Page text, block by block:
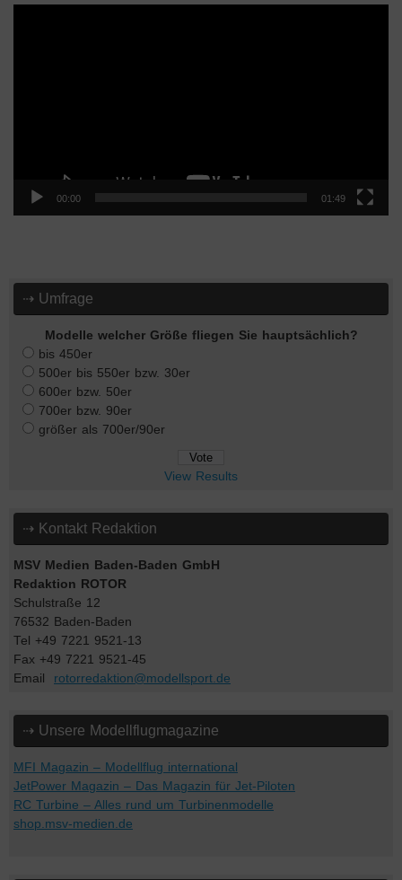
00:00 01:49
⇢ Umfrage
Modelle welcher Größe fliegen Sie hauptsächlich?
bis 450er
500er bis 550er bzw. 30er
600er bzw. 50er
700er bzw. 90er
größer als 700er/90er
View Results
⇢ Kontakt Redaktion
MSV Medien Baden-Baden GmbH
Redaktion ROTOR
Schulstraße 12
76532 Baden-Baden
Tel +49 7221 9521-13
Fax +49 7221 9521-45
Email rotorredaktion@modellsport.de
⇢ Unsere Modellflugmagazine
MFI Magazin – Modellflug international
JetPower Magazin – Das Magazin für Jet-Piloten
RC Turbine – Alles rund um Turbinenmodelle
shop.msv-medien.de